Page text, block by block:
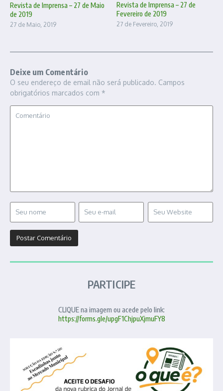
Revista de Imprensa – 27 de Maio
de 2019
27 de Maio, 2019
Revista de Imprensa – 27 de
Fevereiro de 2019
27 de Fevereiro, 2019
Deixe um Comentário
O seu endereço de email não será publicado. Campos
obrigatórios marcados com *
PARTICIPE
CLIQUE na imagem ou acede pelo link:
https://forms.gle/upgF1ChjpuXjmuFY8